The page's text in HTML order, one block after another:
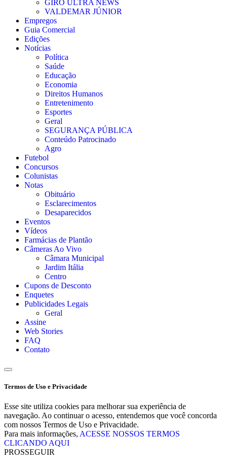
GIRO ULTRA NEWS
VALDEMAR JÚNIOR
Empregos
Guia Comercial
Edições
Notícias
Política
Saúde
Educação
Economia
Direitos Humanos
Entretenimento
Esportes
Geral
SEGURANÇA PÚBLICA
Conteúdo Patrocinado
Agro
Futebol
Concursos
Colunistas
Notas
Obituário
Esclarecimentos
Desaparecidos
Eventos
Vídeos
Farmácias de Plantão
Câmeras Ao Vivo
Câmara Municipal
Jardim Itália
Centro
Cupons de Desconto
Enquetes
Publicidades Legais
Geral
Assine
Web Stories
FAQ
Contato
Termos de Uso e Privacidade
Esse site utiliza cookies para melhorar sua experiência de
navegação. Ao continuar o acesso, entendemos que você concorda
com nossos Termos de Uso e Privacidade.
Para mais informações, ACESSE NOSSOS TERMOS
CLICANDO AQUI
PROSSEGUIR